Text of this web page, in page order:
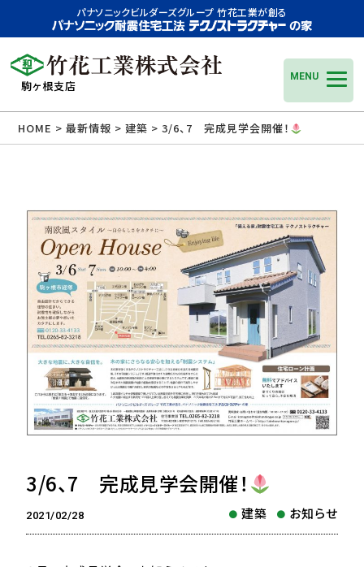
パナソニックビルダーズグループ 竹花工業が創る
駒ヶ根支店
MENU
HOME >最新情報 >建築 > 3/6、7 完成見学会開催！
3/6、7 完成見学会開催！
建築 お知らせ
2021/02/28